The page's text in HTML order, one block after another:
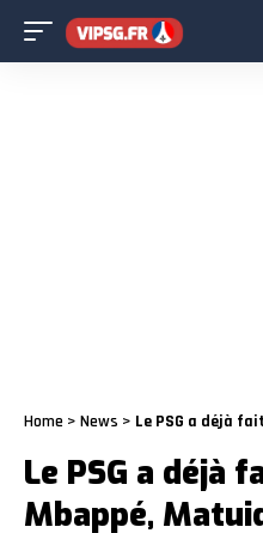
Home > News > Le PSG a déjà fait
Le PSG a déjà
Mbappé,